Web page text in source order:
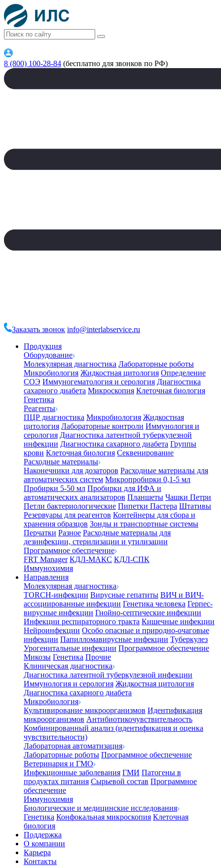
8 (800) 100-28-84 (бесплатно для звонков по РФ)
Заказать звонок info@interlabservice.ru
Продукция
Оборудование
Молекулярная диагностика Лабораторные роботы
Микробиология Жидкостная цитология Определение
СОЭ Иммуногематология и серология Диагностика
сахарного диабета Микроскопия Клеточная биология
Генетика
Реагенты
ПЦР диагностика Микробиология Жидкостная
цитология Лабораторные контроли Иммунология и
серология Диагностика латентной туберкулезной
инфекции Диагностика сахарного диабета Группы
крови Клеточная биология Секвенирование
Расходные материалы
Наконечники для дозаторов Расходные материалы для
автоматических систем Микропробирки 0,1-5 мл
Пробирки 5-50 мл Пробирки для ИФА и
автоматических анализаторов Планшеты Чашки Петри
Петли бактериологические Пипетки Пастера Штативы
Резервуары для реагентов Контейнеры для сбора и
хранения образцов Зонды и транспортные системы
Перчатки Разное Расходные материалы для
дезинфекции, стерилизации и утилизации
Программное обеспечение
FRT Manager КДЛ-МАКС КДЛ-СПК
Иммунохимия
Направления
Молекулярная диагностика
TORCH-инфекции Вирусные гепатиты ВИЧ и ВИЧ-
ассоциированные инфекции Генетика человека Герпес-
вирусные инфекции Гнойно-септические инфекции
Инфекции респираторного тракта Кишечные инфекции
Нейроинфекции Особо опасные и природно-очаговые
инфекции Папилломавирусные инфекции Туберкулез
Урогенитальные инфекции Программное обеспечение
Микозы Генетика Прочие
Клиническая диагностика
Диагностика латентной туберкулезной инфекции
Иммунология и серология Жидкостная цитология
Диагностика сахарного диабета
Микробиология
Культивирование микроорганизмов Идентификация
микроорганизмов Антибиотикочувствительность
Комбинированный анализ (идентификация и оценка
чувствительности)
Лабораторная автоматизация
Лабораторные роботы Программное обеспечение
Ветеринария и ГМО
Инфекционные заболевания ГМИ Патогены в
продуктах питания Сырьевой состав Программное
обеспечение
Иммунохимия
Биологические и медицинские исследования
Генетика Конфокальная микроскопия Клеточная
биология
Поддержка
О компании
Карьера
Контакты